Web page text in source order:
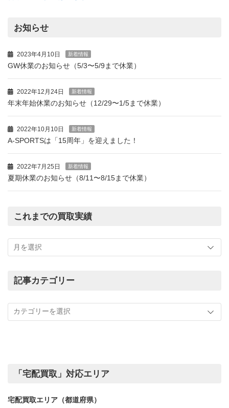
お知らせ
2023年4月10日 新着情報
GW休業のお知らせ（5/3〜5/9まで休業）
2022年12月24日 新着情報
年末年始休業のお知らせ（12/29〜1/5まで休業）
2022年10月10日 新着情報
A-SPORTSは「15周年」を迎えました！
2022年7月25日 新着情報
夏期休業のお知らせ（8/11〜8/15まで休業）
これまでの買取実績
ま
の
績
記事カテゴリー
カ
「宅配買取」対応エリア
宅配買取エリア（都道府県）